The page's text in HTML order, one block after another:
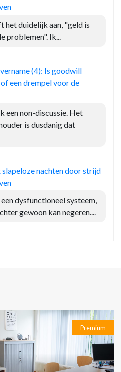
het duidelijk aan, "geld is
problemen". Ik...
(4): Is goodwill
een drempel voor de
een non-discussie. Het
is dusdanig dat
nachten door strijd
dysfunctioneel systeem,
gewoon kan negeren....
Premium